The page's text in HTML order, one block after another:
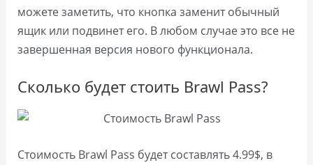
можете заметить, что кнопка заменит обычный
ящик или подвинет его. В любом случае это все не
завершенная версия нового функционала.
Сколько будет стоить Brawl Pass?
Стоимость Brawl Pass будет составлять 4.99$, в